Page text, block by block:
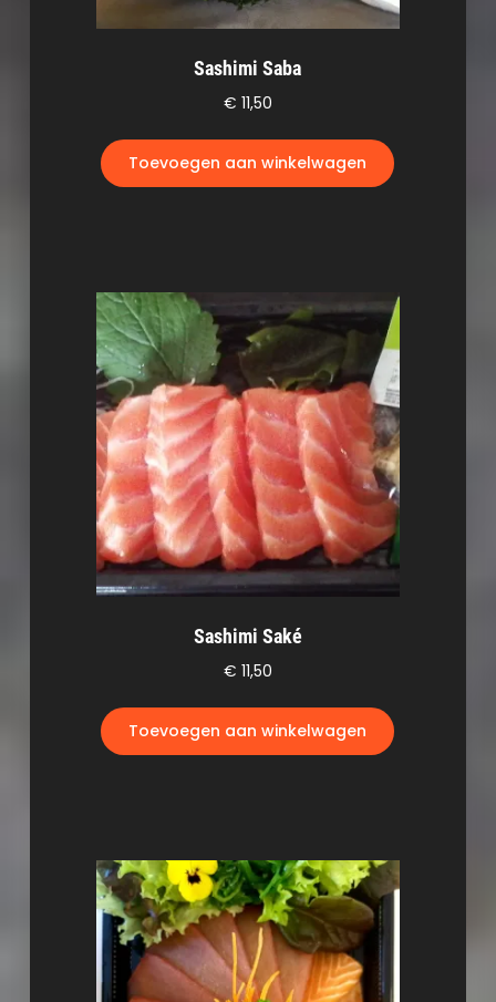
Sashimi Saba
€ 11,50
Toevoegen aan winkelwagen
Sashimi Saké
€ 11,50
Toevoegen aan winkelwagen